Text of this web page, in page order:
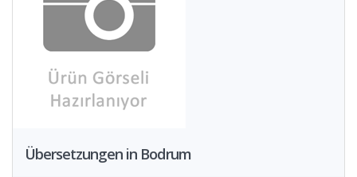
Übersetzungen in Bodrum